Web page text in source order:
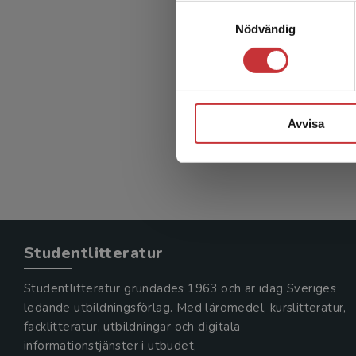
Nödvändig
Avvisa
Studentlitteratur
Studentlitteratur grundades 1963 och är idag Sveriges
ledande utbildningsförlag. Med läromedel, kurslitteratur,
facklitteratur, utbildningar och digitala
informationstjänster i utbudet,